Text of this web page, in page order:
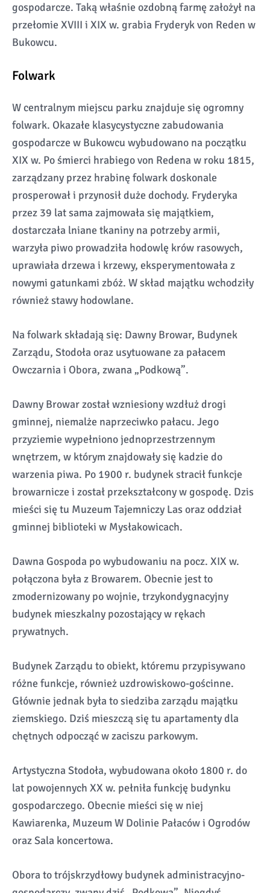
gospodarcze. Taką właśnie ozdobną farmę założył na
przełomie XVIII i XIX w. grabia Fryderyk von Reden w
Bukowcu.
Folwark
W centralnym miejscu parku znajduje się ogromny
folwark. Okazałe klasycystyczne zabudowania
gospodarcze w Bukowcu wybudowano na początku
XIX w. Po śmierci hrabiego von Redena w roku 1815,
zarządzany przez hrabinę folwark doskonale
prosperował i przynosił duże dochody. Fryderyka
przez 39 lat sama zajmowała się majątkiem,
dostarczała lniane tkaniny na potrzeby armii,
warzyła piwo prowadziła hodowlę krów rasowych,
uprawiała drzewa i krzewy, eksperymentowała z
nowymi gatunkami zbóż. W skład majątku wchodziły
również stawy hodowlane.
Na folwark składają się: Dawny Browar, Budynek
Zarządu, Stodoła oraz usytuowane za pałacem
Owczarnia i Obora, zwana „Podkową”.
Dawny Browar został wzniesiony wzdłuż drogi
gminnej, niemalże naprzeciwko pałacu. Jego
przyziemie wypełniono jednoprzestrzennym
wnętrzem, w którym znajdowały się kadzie do
warzenia piwa. Po 1900 r. budynek stracił funkcje
browarnicze i został przekształcony w gospodę. Dzis
mieści się tu Muzeum Tajemniczy Las oraz oddział
gminnej biblioteki w Mysłakowicach.
Dawna Gospoda po wybudowaniu na pocz. XIX w.
połączona była z Browarem. Obecnie jest to
zmodernizowany po wojnie, trzykondygnacyjny
budynek mieszkalny pozostający w rękach
prywatnych.
Budynek Zarządu to obiekt, któremu przypisywano
różne funkcje, również uzdrowiskowo-gościnne.
Głównie jednak była to siedziba zarządu majątku
ziemskiego. Dziś mieszczą się tu apartamenty dla
chętnych odpocząć w zaciszu parkowym.
Artystyczna Stodoła, wybudowana około 1800 r. do
lat powojennych XX w. pełniła funkcję budynku
gospodarczego. Obecnie mieści się w niej
Kawiarenka, Muzeum W Dolinie Pałaców i Ogrodów
oraz Sala koncertowa.
Obora to trójskrzydłowy budynek administracyjno-